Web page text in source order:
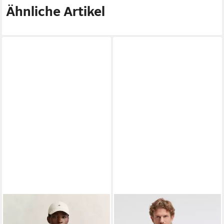
Ähnliche Artikel
Steppweste LIGHT
DOWN VEST Regular fit mit
GAASTRASteppweste mit
elastischem Saumabschluss